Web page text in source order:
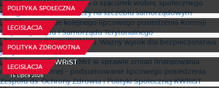
POLITYKA SPOŁECZNA
10 Lipca 2026
LEGISLACJA
Podsumowanie kolejnego lipcowego posiedzenia Komisji
Wspólnej Rządu i Samorządu Terytorialnego
23 Lipca 2026
POLITYKA ZDROWOTNA
Recepta tylko po badaniu. Ważny wyrok dla
bezpieczeństwa pacjentów
22 Lipca 2026
LEGISLACJA
O rekomendacji AOTMiT w sprawie zmian finansowania
opieki zdrowotnej – podsumowanie lipcowego
posiedzenia Zespołu ds. Ochrony Zdrowia i Polityki
Społecznej KWRiST
15 Lipca 2026
Bezpłatne posiłki dla uczniów – słuszny cel, wątpliwe
finansowanie. Relacja z posiedzenia sejmowych komisji
Z wokandy: Wadliwie przeprowadzony konkurs na